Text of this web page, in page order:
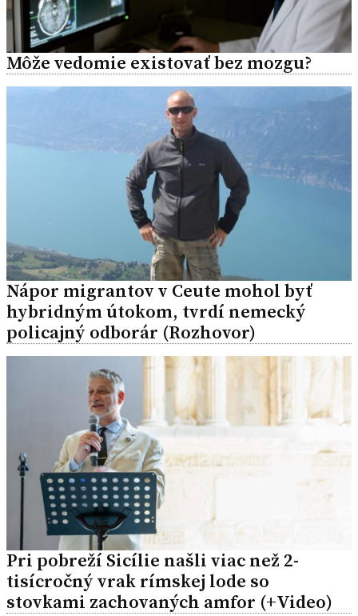
Môže vedomie existovať bez mozgu?
Nápor migrantov v Ceute mohol byť
hybridným útokom, tvrdí nemecký
policajný odborár (Rozhovor)
Pri pobreží Sicílie našli viac než 2-
tisícročný vrak rímskej lode so
stovkami zachovaných amfor (+Video)